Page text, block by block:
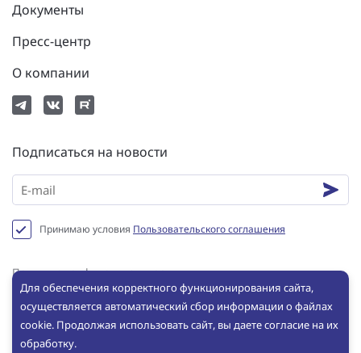
Документы
Пресс-центр
О компании
Подписаться на новости
Принимаю условия Пользовательского соглашения
Политика конфиденциальности
Пользовательское соглашение
Сookie
© ООО «ИНБРЭС», 2025. Все права защищены. Копирование и
Для обеспечения корректного функционирования сайта,
осуществляется автоматический сбор информации о файлах
cookie. Продолжая использовать сайт, вы даете согласие на их
обработку.